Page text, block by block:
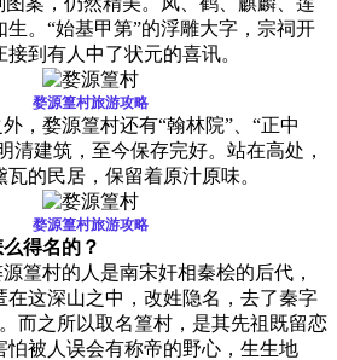
生。“始基甲第”的浮雕大字，宗祠开
到有人中了状元的喜讯。
婺源篁村旅游攻略
婺源篁村还有“翰林院”、“正中
清建筑，至今保存完好。站在高处，
的民居，保留着原汁原味。
婺源篁村旅游攻略
得名的？
村的人是南宋奸相秦桧的后代，
在这深山之中，改姓隐名，去了秦字
而之所以取名篁村，是其先祖既留恋
怕被人误会有称帝的野心，生生地